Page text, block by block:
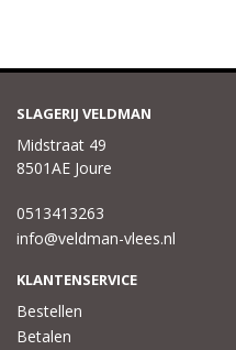
SLAGERIJ VELDMAN
Midstraat 49
8501AE Joure
0513413263
info@veldman-vlees.nl
KLANTENSERVICE
Bestellen
Betalen